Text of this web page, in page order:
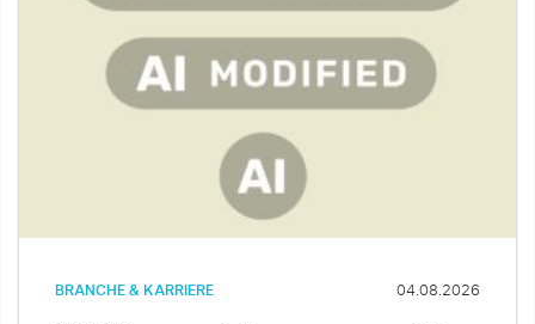
BRANCHE & KARRIERE 04.08.2026